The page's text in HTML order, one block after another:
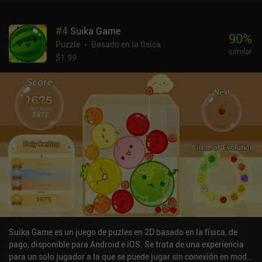
del juego tiene su propio tema, música y efectos de sonido, lo que
les confiere una identidad atmosférica única. Aunque los puzles
son rápidos y requieren pensar con ingenio, los controles táctiles
estirar o encoger un lado concreto de nuestros globos. Por suerte,
deshacer cualquier acción es fácil. Una vez completados, no hay
mucho incentivo para volver atrás y repetir los niveles, ya que las
soluciones permanecen estáticas, sin retos adicionales ni objetos
coleccionables que descubrir y sólo unos pocos logros más allá de
los que obtenemos por completar todos los niveles. Globs es un
juego premium con un precio de 2,49 dólares en Android y 2,99
dólares en iOS, sin iAPs ni anuncios adicionales. Para los fans de
los puzles sencillos y asequibles de empujar bloques y planear
movimientos, Globs merece sin duda un par de dólares por unas
cuantas docenas de niveles de diversión que no se pasan de rosca.
[Consulta nuestra lista de los mejores juegos de rompecabezas
para móvil]
#4 Suika Game
Puzzle
Basado en la física
$1.99
90%
similar
Suika Game es un juego de puzles en 2D basado en la física, de
pago, disponible para Android e iOS. Se trata de una experiencia
para un solo jugador a la que se puede jugar sin conexión en modo